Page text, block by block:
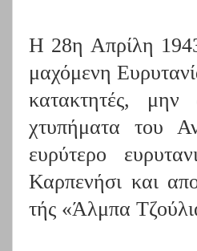
Η 28η Απρίλη
μαχόμενη
κατακτητές, μην
χτυπήματα του
ευρύτερο
Καρπενήσι και
τής «Άλμπα